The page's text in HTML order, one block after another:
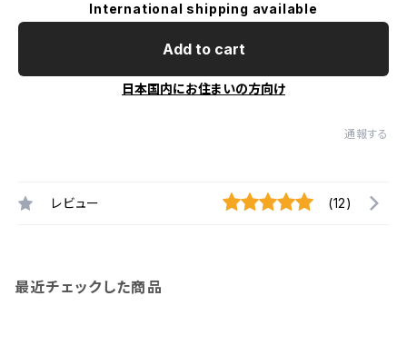
International shipping available
Add to cart
日本国内にお住まいの方向け
通報する
レビュー (12)
最近チェックした商品